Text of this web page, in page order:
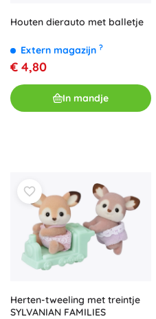
Houten dierauto met balletje
Extern magazijn ?
€ 4,80
In mandje
Herten-tweeling met treintje
SYLVANIAN FAMILIES